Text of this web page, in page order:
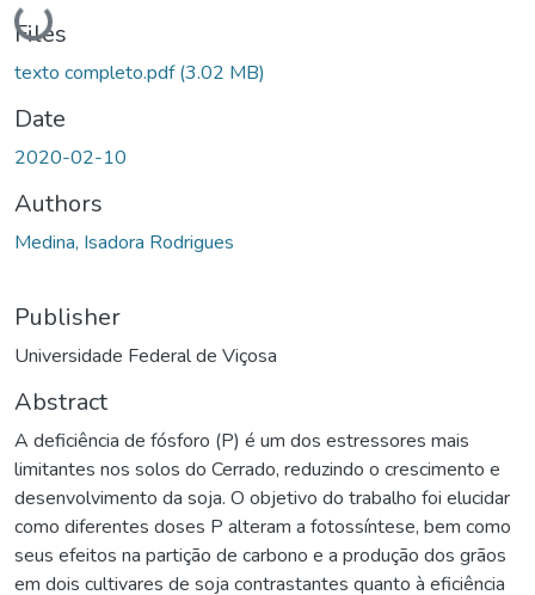
Loading...
Files
texto completo.pdf(3.02 MB)
Date
2020-02-10
Authors
Medina, Isadora Rodrigues
Publisher
Universidade Federal de Viçosa
Abstract
A deficiência de fósforo (P) é um dos estressores mais
limitantes nos solos do Cerrado, reduzindo o crescimento e
desenvolvimento da soja. O objetivo do trabalho foi elucidar
como diferentes doses P alteram a fotossíntese, bem como
seus efeitos na partição de carbono e a produção dos grãos
em dois cultivares de soja contrastantes quanto à eficiência